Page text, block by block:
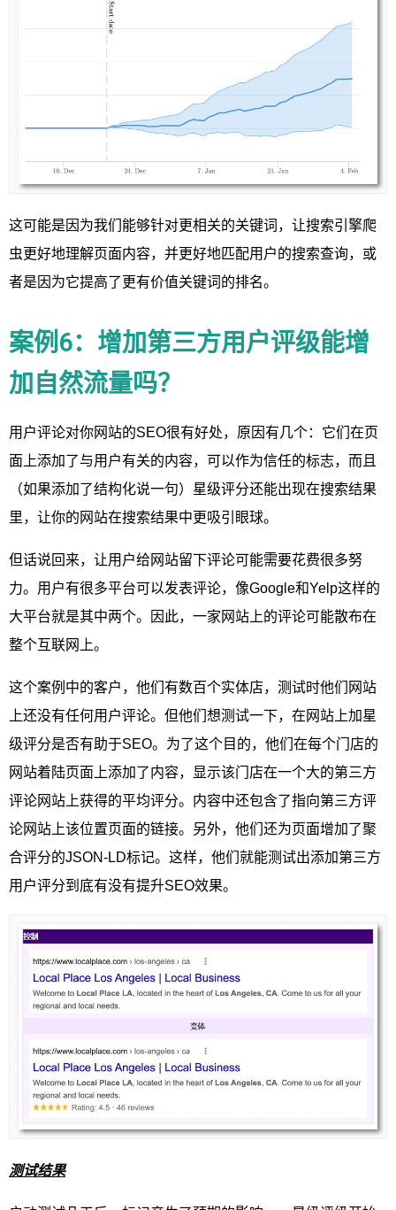
这可能是因为我们能够针对更相关的关键词，让搜索引擎爬
虫更好地理解页面内容，并更好地匹配用户的搜索查询，或
者是因为它提高了更有价值关键词的排名。
案例6：增加第三方用户评级能增
加自然流量吗？
用户评论对你网站的SEO很有好处，原因有几个：它们在页
面上添加了与用户有关的内容，可以作为信任的标志，而且
（如果添加了结构化说一句）星级评分还能出现在搜索结果
里，让你的网站在搜索结果中更吸引眼球。
但话说回来，让用户给网站留下评论可能需要花费很多努
力。用户有很多平台可以发表评论，像Google和Yelp这样的
大平台就是其中两个。因此，一家网站上的评论可能散布在
整个互联网上。
这个案例中的客户，他们有数百个实体店，测试时他们网站
上还没有任何用户评论。但他们想测试一下，在网站上加星
级评分是否有助于SEO。为了这个目的，他们在每个门店的
网站着陆页面上添加了内容，显示该门店在一个大的第三方
评论网站上获得的平均评分。内容中还包含了指向第三方评
论网站上该位置页面的链接。另外，他们还为页面增加了聚
合评分的JSON-LD标记。这样，他们就能测试出添加第三方
用户评分到底有没有提升SEO效果。
测试结果